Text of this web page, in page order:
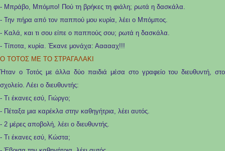
- Μπράβο, Μπόμπο! Πού τη βρήκες τη φιάλη; ρωτά η δασκάλα.
- Την πήρα από τον παππού μου κυρία, λέει ο Μπόμπος.
- Καλά, και τι σου είπε ο παππούς σου; ρωτά η δασκάλα.
- Τίποτα, κυρία. Έκανε μονάχα: Αααααχ!!!
Ο ΤΟΤΟΣ ΜΕ ΤΟ ΣΤΡΑΓΑΛΑΚΙ
Ήταν ο Τοτός με άλλα δύο παιδιά μέσα στο γραφείο του διευθυντή, στο
σχολείο. Λέει ο διευθυντής:
- Τι έκανες εσύ, Γιώργο;
- Πέταξα μια καρέκλα στην καθηγήτρια, λέει αυτός.
- 2 μέρες αποβολή, λέει ο διευθυντής.
- Τι έκανες εσύ, Κώστα;